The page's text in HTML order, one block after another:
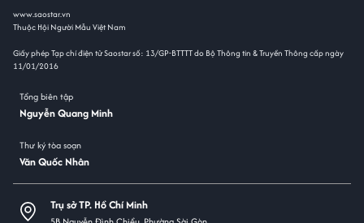
www.saostar.vn
Thuộc Hội Người Mẫu Việt Nam
Giấy phép Tạp chí điện tử Saostar số: 13/GP-BTTTT do Bộ Thông tin & Truyền Thông cấp ngày
11/01/2016
Tổng biên tập
Nguyễn Quang Minh
Thư ký tòa soạn
Văn Quốc Nhân
Trụ sở TP. Hồ Chí Minh